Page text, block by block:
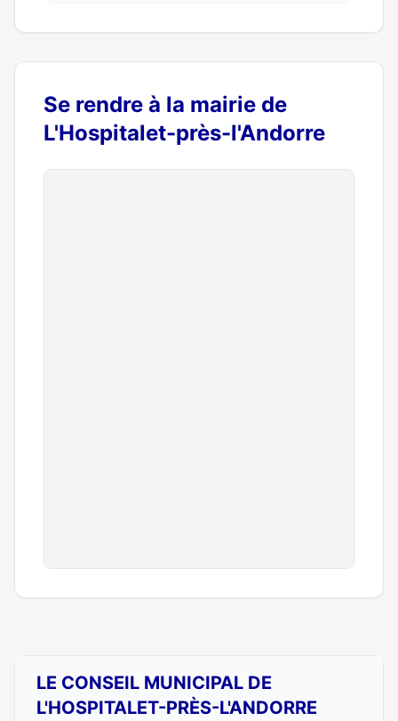
Se rendre à la mairie de
L'Hospitalet-près-l'Andorre
LE CONSEIL MUNICIPAL DE
L'HOSPITALET-PRÈS-L'ANDORRE